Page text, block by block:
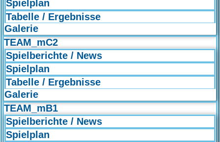
Spielplan
Tabelle / Ergebnisse
Galerie
TEAM_mC2
Spielberichte / News
Spielplan
Tabelle / Ergebnisse
Galerie
TEAM_mB1
Spielberichte / News
Spielplan